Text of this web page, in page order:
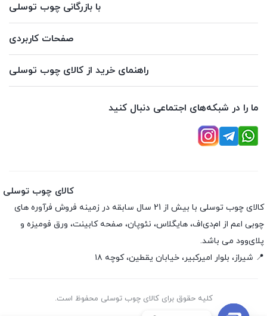
با بازرگانی چوب توسلی
صفحات کاربردی
راهنمای خرید از کالای چوب توسلی
ما را در شبکه‌های اجتماعی دنبال کنید
کالای چوب توسلی
کالای چوب توسلی با بیش از 21 سال سابقه در زمینه فروش فرآوره های
چوبی اعم از ام‌دی‌اف، هایگلاس، نئوپان، صفحه کابینت، ورق فومیزه و
پلای‌وود می باشد.
📍 شیراز، بلوار امیرکبیر، خیابان یقطین، کوچه ۱۸
کلیه حقوق برای کالای چوب توسلی محفوظ است.